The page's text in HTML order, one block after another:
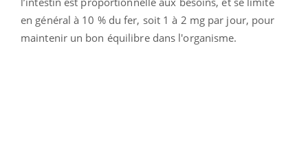
en général à 10 % du fer, soit 1 à 2 mg par jour, pour
maintenir un bon équilibre dans l'organisme.